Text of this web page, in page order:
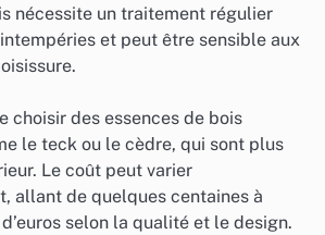
nécessite un traitement régulier
et peut être sensible aux
choisir des essences de bois
le teck ou le cèdre, qui sont plus
Le coût peut varier
allant de quelques centaines à
selon la qualité et le design.